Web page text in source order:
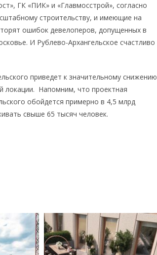
ГК «ПИК» и «Главмосстрой», согласно
строительству, и имеющие на
ошибок девелоперов, допущенных в
И Рублево-Архангельское счастливо
приведет к значительному снижению
локации. Напомним, что проектная
обойдется примерно в 4,5 млрд
свыше 65 тысяч человек.